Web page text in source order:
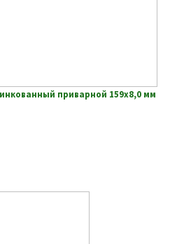
приварной 159х8,0 мм